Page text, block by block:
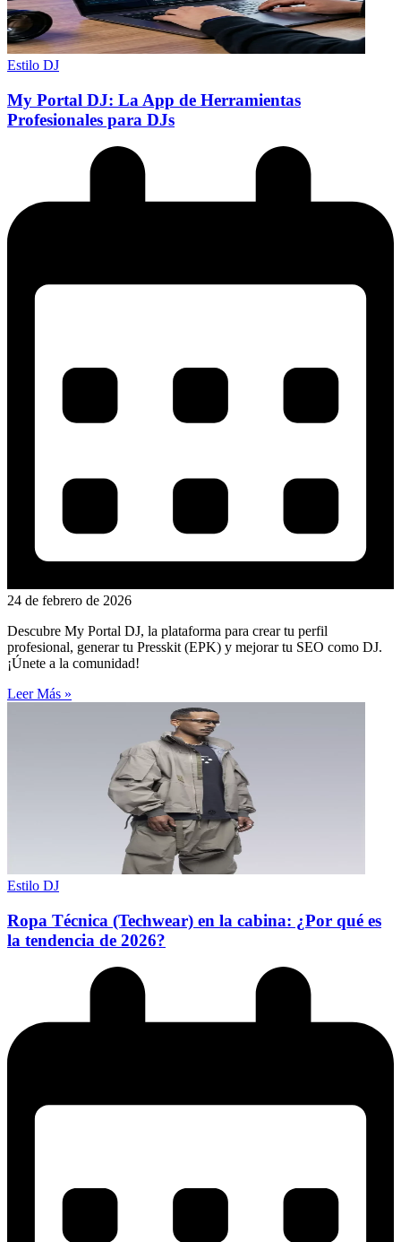
Estilo DJ
My Portal DJ: La App de Herramientas
Profesionales para DJs
24 de febrero de 2026
Descubre My Portal DJ, la plataforma para crear tu perfil
profesional, generar tu Presskit (EPK) y mejorar tu SEO como DJ.
¡Únete a la comunidad!
Leer Más »
Estilo DJ
Ropa Técnica (Techwear) en la cabina: ¿Por qué es
la tendencia de 2026?